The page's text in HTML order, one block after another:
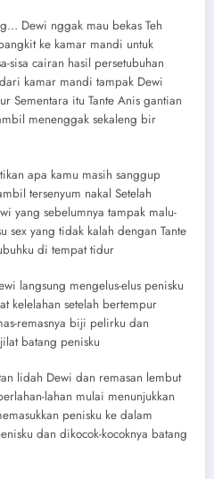
Dewi nggak mau bekas Teh
ke kamar mandi untuk
sisa cairan hasil persetubuhan
kamar mandi tampak Dewi
Sementara itu Tante Anis gantian
menenggak sekaleng bir
apa kamu masih sanggup
tersenyum nakal Setelah
yang sebelumnya tampak malu-
sex yang tidak kalah dengan Tante
di tempat tidur
langsung mengelus-elus penisku
kelelahan setelah bertempur
remasnya biji pelirku dan
batang penisku
lidah Dewi dan remasan lembut
lahan mulai menunjukkan
penisku ke dalam
dan dikocok-kocoknya batang